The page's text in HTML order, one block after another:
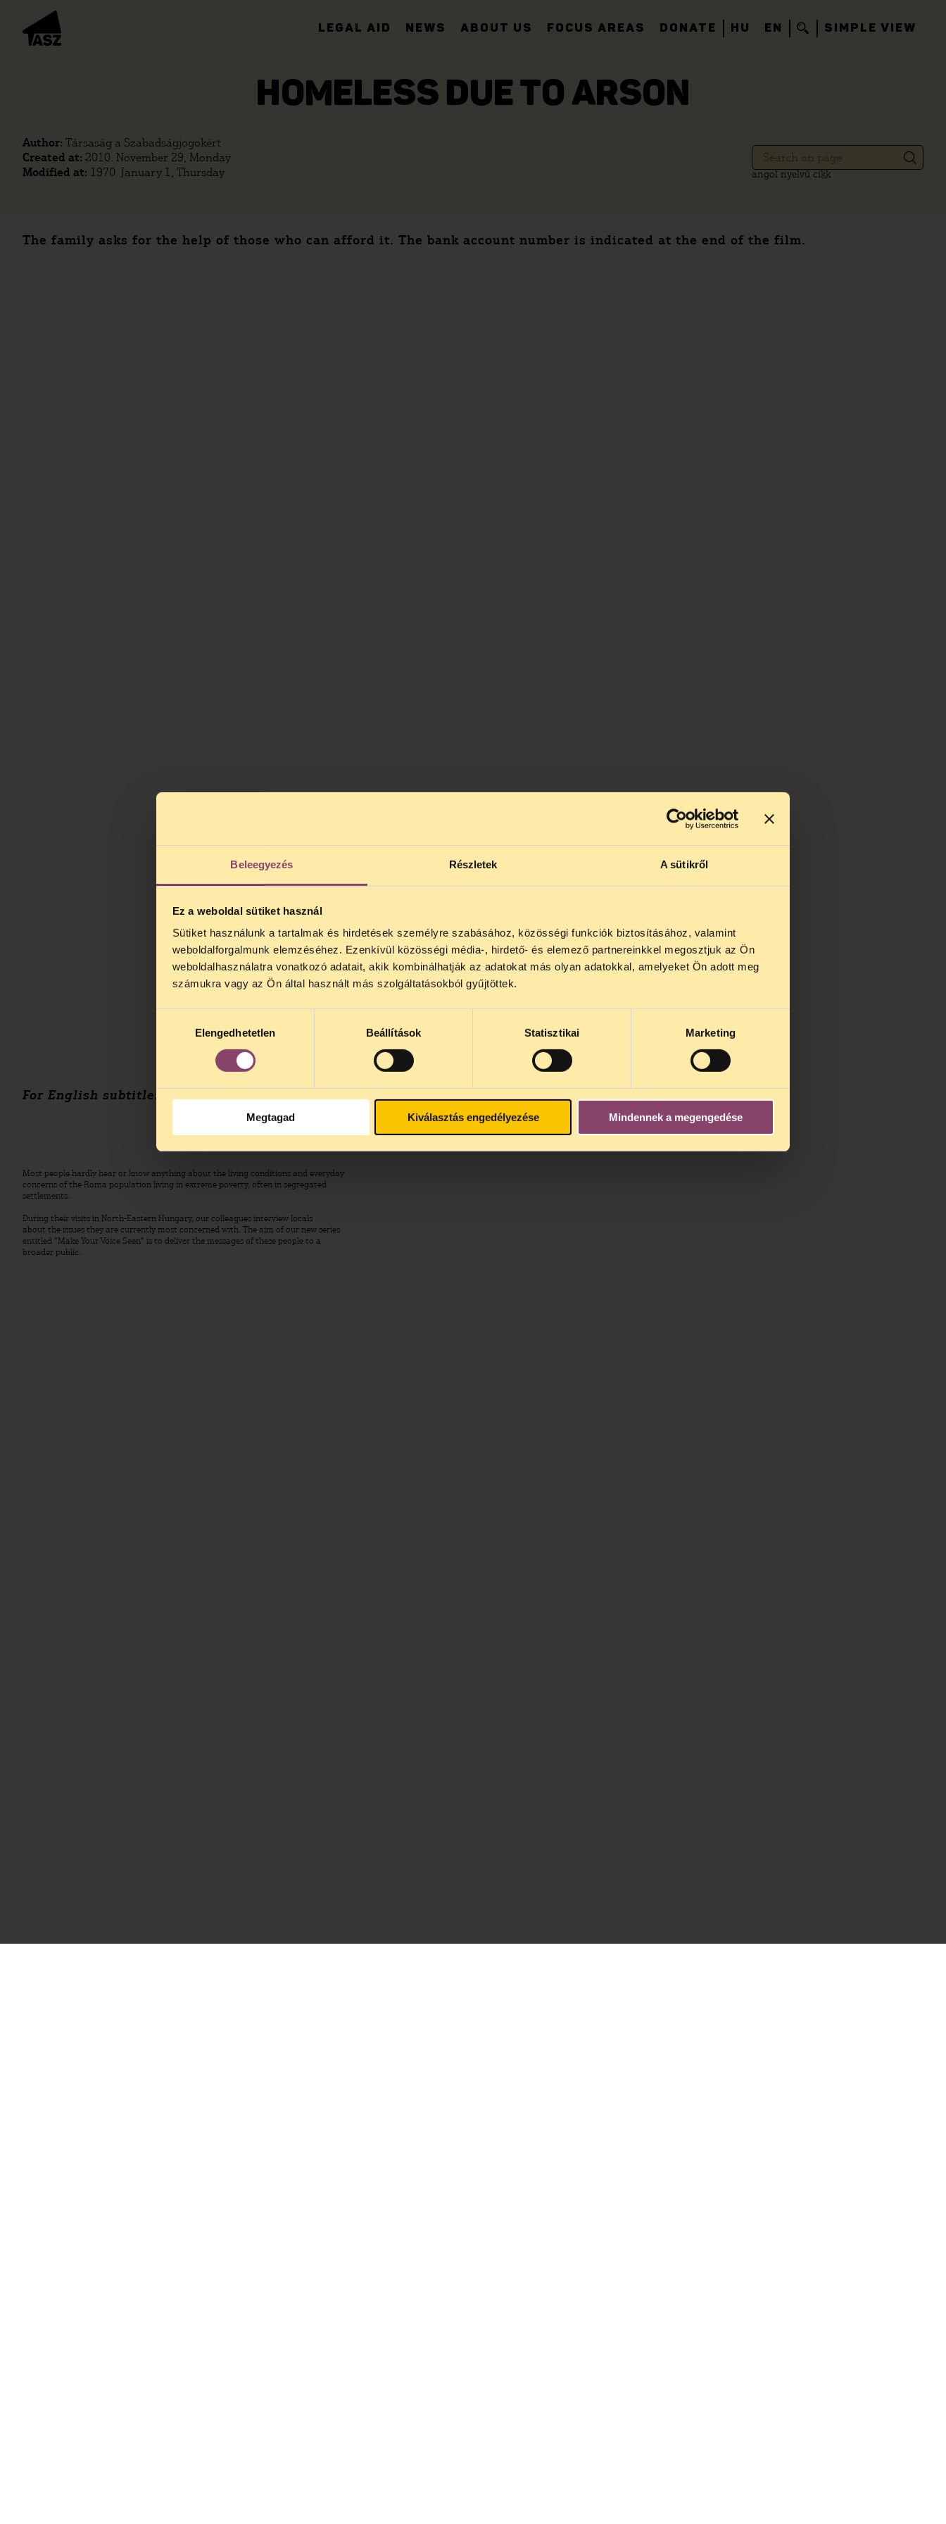
Beleegyezés Részletek A sütikről
Ez a weboldal sütiket használ
Sütiket használunk a tartalmak és hirdetések személyre szabásához, közösségi funkciók biztosításához, valamint
weboldalforgalmunk elemzéséhez. Ezenkívül közösségi média-, hirdető- és elemező partnereinkkel megosztjuk az Ön
weboldalhasználatra vonatkozó adatait, akik kombinálhatják az adatokat más olyan adatokkal, amelyeket Ön adott meg
számukra vagy az Ön által használt más szolgáltatásokból gyűjtöttek.
kiválasztásaElengedhetetlen Beállítások Statisztikai Marketing
Megtagad Kiválasztás engedélyezése Mindennek a megengedése
LEGAL AID NEWS ABOUT US FOCUS AREAS DONATE HU EN SIMPLE VIEW
HOMELESS DUE TO ARSON
Author: Társaság a Szabadságjogokért
Created at: 2010. November 29, Monday
Modified at: 1970. January 1, Thursday angol nyelvű cikk
The family asks for the help of those who can afford it. The bank account number is indicated at the end of the film.
For English subtitles: start the video and click on the "cc" button!
Most people hardly hear or know anything about the living conditions and everyday
concerns of the Roma population living in extreme poverty, often in segregated
settlements.
During their visits in North-Eastern Hungary, our colleagues interview locals
about the issues they are currently most concerned with. The aim of our new series
entitled “Make Your Voice Seen” is to deliver the messages of these people to a
broader public.